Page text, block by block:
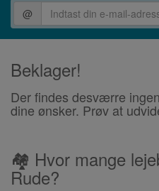
@
Beklager!
Der findes desværre
dine ønsker. Prøv at
🏘 Hvor mange
Rude?